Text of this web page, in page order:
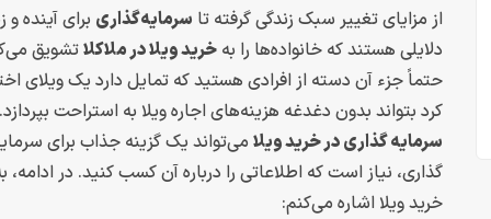
از مزایای تغییر سبک زندگی گرفته تا سرمایه‌گذاری برای آینده
دلایلی هستند که خانواده‌ها را به خرید ویلا در ملاکلاتشویق
حتماً جزء آن دسته از افرادی هستید که تمایل دارد یک ویلای
کرد بتواند بدون دغدغه هزینه‌های اجاره ویلا به استراحت بپردازد.
سرمایه گذاری در خرید ویلامی‌تواند یک گزینه جذاب برای
گذاری، نیاز است که اطلاعاتی را درباره آن کسب کنید. در ادامه،
خرید ویلا اشاره می‌کنم: